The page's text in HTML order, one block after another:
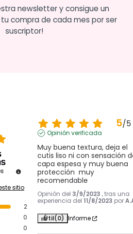
newsletter y consigue un
compra de cada mes por ser
suscriptor!
sitio
2
0
0
5/5
Opinión verificada
Muy buena textura, deja el
cutis liso ni con sensación
capa espesa y muy buena
protección  muy
recomendable
Opinión del 3/9/2023 , tras una
experiencia del 11/8/2023 por
Útil(0) Informe